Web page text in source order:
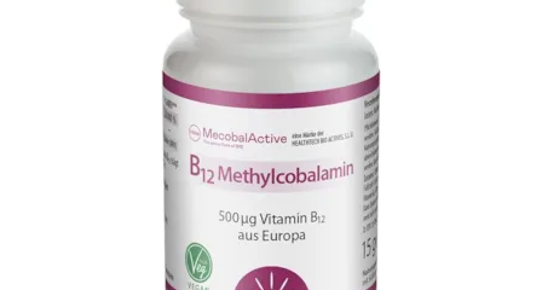
Selen (Se)
Silicium (Si)
Zink (Zn)
Vitamin B12
Vitamin C
Vitamin D
Vitamin E
Vitamin K